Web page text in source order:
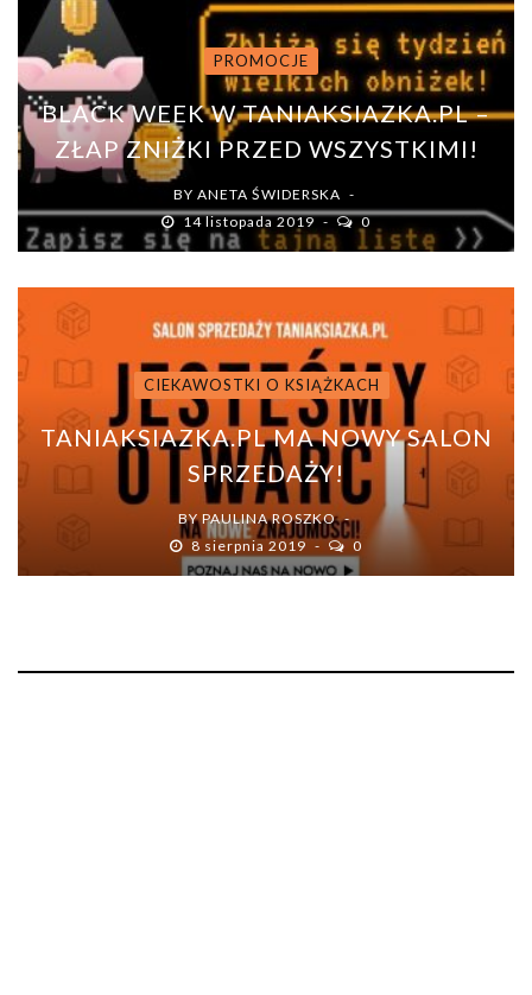
PROMOCJE
BLACK WEEK W TANIAKSIAZKA.PL –
ZŁAP ZNIŻKI PRZED WSZYSTKIMI!
BY ANETA ŚWIDERSKA
14 listopada 2019
0
CIEKAWOSTKI O KSIĄŻKACH
TANIAKSIAZKA.PL MA NOWY SALON
SPRZEDAŻY!
BYPAULINA ROSZKO
8 sierpnia 2019
0